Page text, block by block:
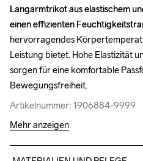
Langarmtrikot aus elastischem
einen effizienten
hervorragendes
Leistung bietet. Hohe Elastizität
sorgen für eine komfortable
Bewegungsfreiheit.
Artikelnummer: 1906884-9999
Langarmtrikot aus elastischem
einen effizienten
hervorragendes
Leistung bietet. Hohe Elastizität
sorgen für eine komfortable
Bewegungsfreiheit.
Artikelnummer: 1906884-9999
Mehr anzeigen